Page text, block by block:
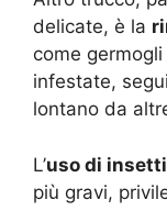
delicate, è la
come
infestate,
lontano da
L’uso di
più gravi,